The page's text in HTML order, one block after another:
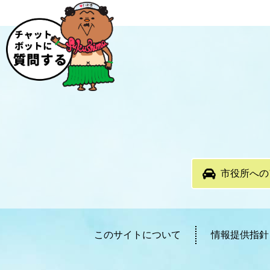
市役所へ
このサイトについて 情報提供指針